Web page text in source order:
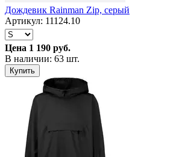
Дождевик Rainman Zip, серый
Артикул: 11124.10
Цена 1 190 руб.
В наличии: 63 шт.
Купить